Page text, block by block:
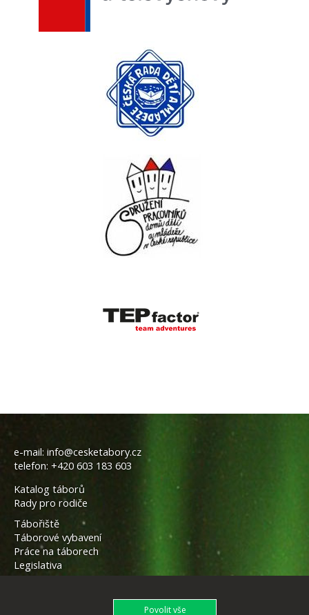
e-mail: info@cesketabory.cz
telefon: +420 603 183 603
Katalog táborů
Rady pro rodiče
Tábořiště
Táborové vybavení
Práce na táborech
Legislativa